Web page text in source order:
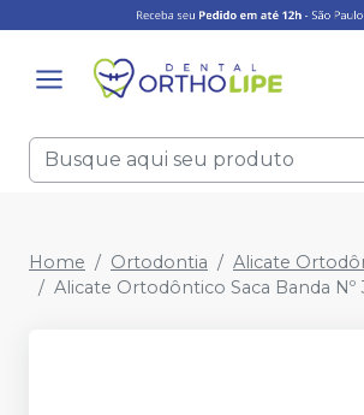
Home Ortodontia
Alicate
Alicate Ortodôntico Saca Banda Nº